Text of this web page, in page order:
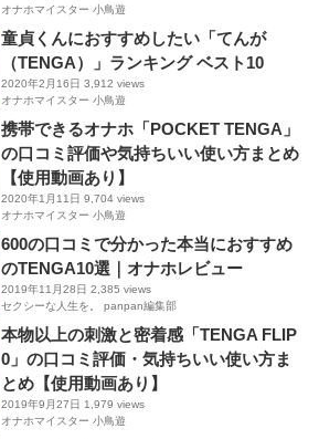
オナホマイスター 小鳥遊
童貞くんにおすすめしたい「てんが
（TENGA）」ランキング ベスト10
2020年2月16日 3,912 views
オナホマイスター 小鳥遊
携帯できるオナホ「POCKET TENGA」
の口コミ評価や気持ちいい使い方まとめ
【使用動画あり】
2020年1月11日 9,704 views
オナホマイスター 小鳥遊
600の口コミで分かった本当におすすめ
のTENGA10選｜オナホレビュー
2019年11月28日 2,385 views
セクシーな人生を。 panpan編集部
本物以上の刺激と密着感「TENGA FLIP
0」の口コミ評価・気持ちいい使い方ま
とめ【使用動画あり】
2019年9月27日 1,979 views
オナホマイスター 小鳥遊